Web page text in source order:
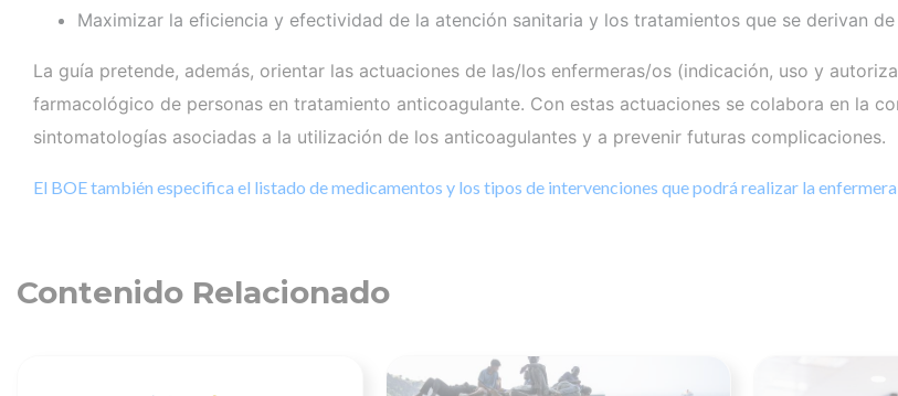
Maximizar la eficiencia y efectividad de la atención sanitaria y los tratamientos que se derivan de
La guía pretende, además, orientar las actuaciones de las/los enfermeras/os (indicación, uso y
farmacológico de personas en tratamiento anticoagulante. Con estas actuaciones se colabora en la
sintomatologías asociadas a la utilización de los anticoagulantes y a prevenir futuras complicaciones.
El BOE también especifica el listado de medicamentos y los tipos de intervenciones que podrá realizar la enfermera
Contenido Relacionado